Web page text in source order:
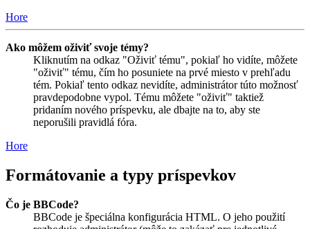
Hore
Ako môžem oživiť svoje témy?
Kliknutím na odkaz "Oživiť tému", pokiaľ ho vidíte, môžete
"oživiť" tému, čím ho posuniete na prvé miesto v prehľadu
tém. Pokiaľ tento odkaz nevidíte, administrátor túto možnosť
pravdepodobne vypol. Tému môžete "oživiť" taktiež
pridaním nového príspevku, ale dbajte na to, aby ste
neporušili pravidlá fóra.
Hore
Formátovanie a typy príspevkov
Čo je BBCode?
BBCode je špeciálna konfigurácia HTML. O jeho použití